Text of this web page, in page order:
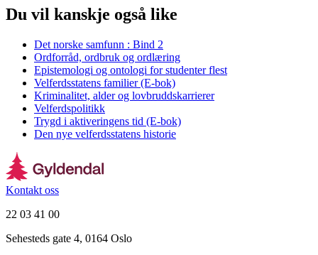
Du vil kanskje også like
Det norske samfunn : Bind 2
Ordforråd, ordbruk og ordlæring
Epistemologi og ontologi for studenter flest
Velferdsstatens familier (E-bok)
Kriminalitet, alder og lovbruddskarrierer
Velferdspolitikk
Trygd i aktiveringens tid (E-bok)
Den nye velferdsstatens historie
Kontakt oss
22 03 41 00
Sehesteds gate 4, 0164 Oslo